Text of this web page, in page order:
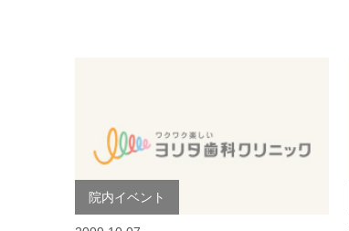
院内イベント